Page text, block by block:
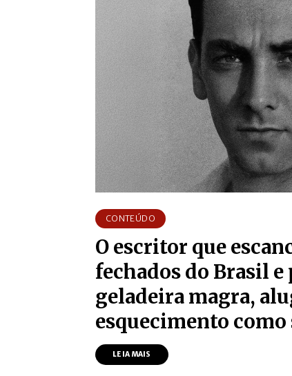
CONTEÚDO
O escritor que
fechados do Brasil e
geladeira magra,
esquecimento
LEIA MAIS